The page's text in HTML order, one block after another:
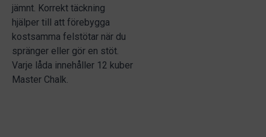
jämnt. Korrekt täckning
hjälper till att förebygga
kostsamma felstötar när du
spränger eller gör en stöt.
Varje låda innehåller 12 kuber
Master Chalk.